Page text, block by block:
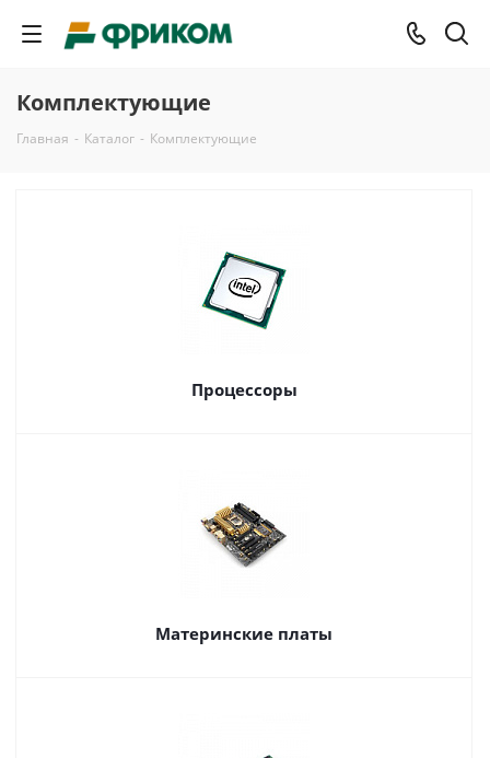
Комплектующие
Главная - Каталог - Комплектующие
Процессоры
Материнские платы